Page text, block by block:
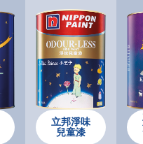
立邦淨味
兒童漆